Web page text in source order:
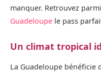
manquer. Retrouvez
Guadeloupe le pass
Un climat tropical
La Guadeloupe bénéficie